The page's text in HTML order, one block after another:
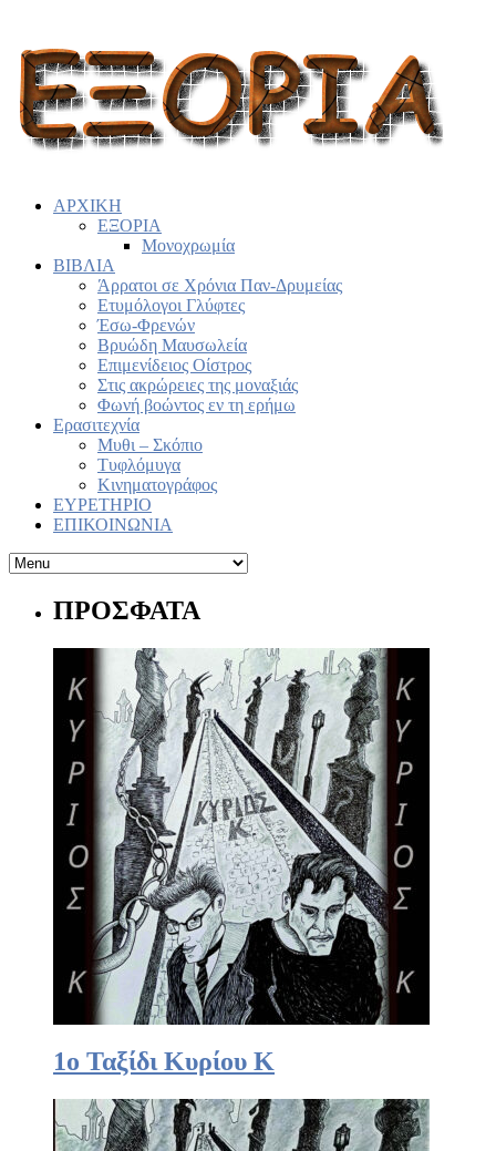
ΑΡΧΙΚΗ
ΕΞΟΡΙΑ
Μονοχρωμία
ΒΙΒΛΙΑ
Άρρατοι σε Χρόνια Παν-Δρυμείας
Ετυμόλογοι Γλύφτες
Έσω-Φρενών
Βρυώδη Μαυσωλεία
Επιμενίδειος Οίστρος
Στις ακρώρειες της μοναξιάς
Φωνή βοώντος εν τη ερήμω
Ερασιτεχνία
Μυθι – Σκόπιο
Τυφλόμυγα
Κινηματογράφος
ΕΥΡΕΤΗΡΙΟ
ΕΠΙΚΟΙΝΩΝΙΑ
ΠΡΟΣΦΑΤΑ
1ο Ταξίδι Κυρίου Κ